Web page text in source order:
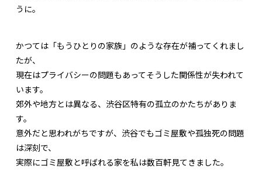
うに。
かつては「もうひとりの家族」のような存在が補ってくれまし
たが、
現在はプライバシーの問題もあってそうした関係性が失われて
います。
郊外や地方とは異なる、渋谷区特有の孤立のかたちがありま
す。
意外だと思われがちですが、渋谷でもゴミ屋敷や孤独死の問題
は深刻で、
実際にゴミ屋敷と呼ばれる家を私は数百軒見てきました。